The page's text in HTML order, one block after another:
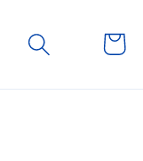
Panier